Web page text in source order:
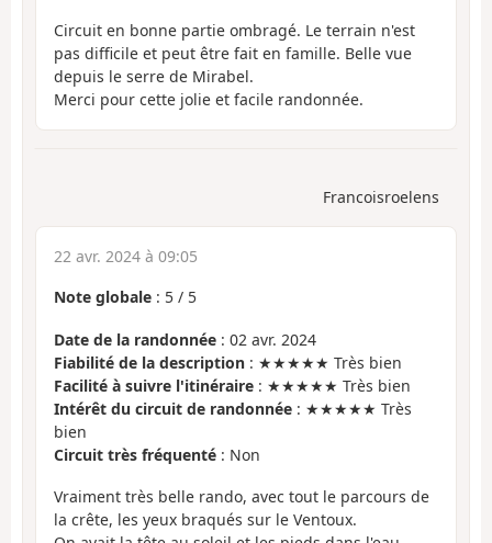
Circuit en bonne partie ombragé. Le terrain n'est
pas difficile et peut être fait en famille. Belle vue
depuis le serre de Mirabel.
Merci pour cette jolie et facile randonnée.
Francoisroelens
22 avr. 2024 à 09:05
Note globale : 5 / 5
Date de la randonnée : 02 avr. 2024
Fiabilité de la description : ★★★★★ Très bien
Facilité à suivre l'itinéraire : ★★★★★ Très bien
Intérêt du circuit de randonnée : ★★★★★ Très
bien
Circuit très fréquenté : Non
Vraiment très belle rando, avec tout le parcours de
la crête, les yeux braqués sur le Ventoux.